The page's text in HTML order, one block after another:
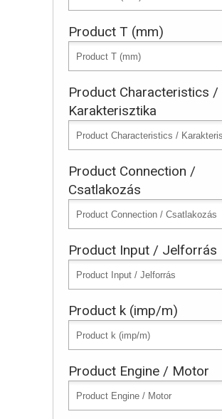
Product T (mm)
Product Characteristics /
Karakterisztika
Product Connection /
Csatlakozás
Product Input / Jelforrás
Product k (imp/m)
Product Engine / Motor